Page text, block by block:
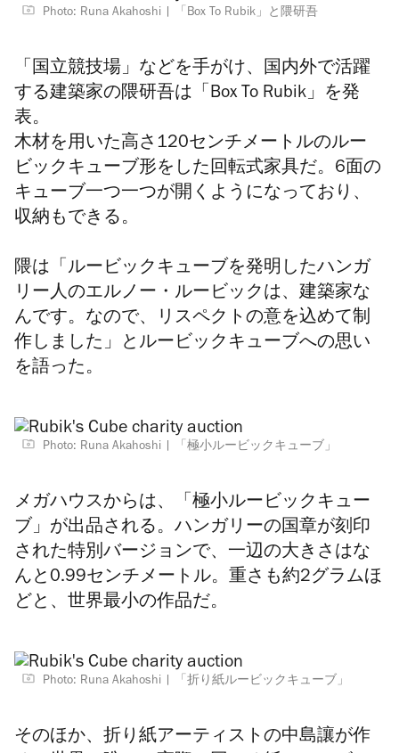
Photo: Runa Akahoshi 「Box To Rubik」と隈研吾
「国立競技場」などを手がけ、国内外で活躍
する建築家の隈研吾は「Box To Rubik」を発
表。
木材を用いた高さ120センチメートルのルー
ビックキューブ形をした回転式家具だ。6面の
キューブ一つ一つが開くようになっており、
収納もできる。
隈は「ルービックキューブを発明したハンガ
リー人のエルノー・ルービックは、建築家な
んです。なので、リスペクトの意を込めて制
作しました」とルービックキューブへの思い
を語った。
Photo: Runa Akahoshi 「極小ルービックキューブ」
メガハウスからは、「極小ルービックキュー
ブ」が出品される。ハンガリーの国章が刻印
された特別バージョンで、一辺の大きさはな
んと0.99センチメートル。重さも約2グラムほ
どと、世界最小の作品だ。
Photo: Runa Akahoshi 「折り紙ルービックキューブ」
そのほか、折り紙アーティストの中島讓が作